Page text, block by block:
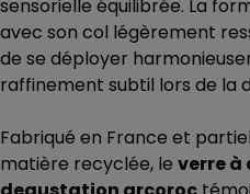
sensorielle équilibrée. La
avec son col légèrement
de se déployer
raffinement subtil lors de la
Fabriqué en France et
matière recyclée, le verre à